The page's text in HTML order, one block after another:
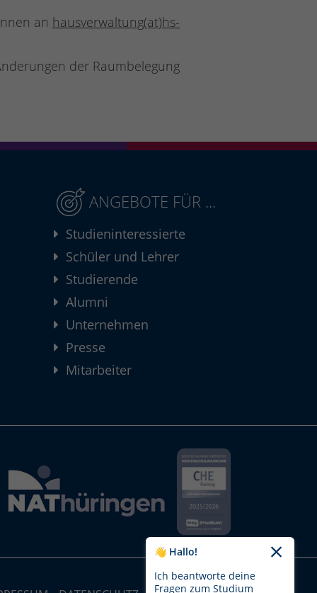
an hausverwaltung(at)hs-
der Raumbelegung
ANGEBOTE FÜR ...
Studieninteressierte
Schüler und Lehrer
Studierende
Alumni
Unternehmen
Presse
Mitarbeiter
👋 Hallo!
Ich beantworte deine
Fragen zum Studium